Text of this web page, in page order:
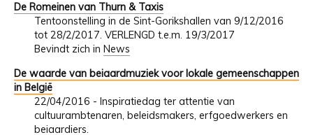
De Romeinen van Thurn & Taxis
Tentoonstelling in de Sint-Gorikshallen van 9/12/2016
tot 28/2/2017. VERLENGD t.e.m. 19/3/2017
Bevindt zich in News
De waarde van beiaardmuziek voor lokale gemeenschappen
in België
22/04/2016 - Inspiratiedag ter attentie van
cultuurambtenaren, beleidsmakers, erfgoedwerkers en
beiaardiers.